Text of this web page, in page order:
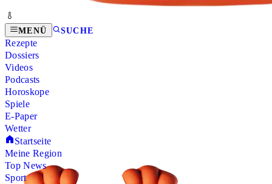
MENÜ SUCHE
Rezepte
Dossiers
Videos
Podcasts
Horoskope
Spiele
E-Paper
Wetter
Startseite
Meine Region
Top News
Sport